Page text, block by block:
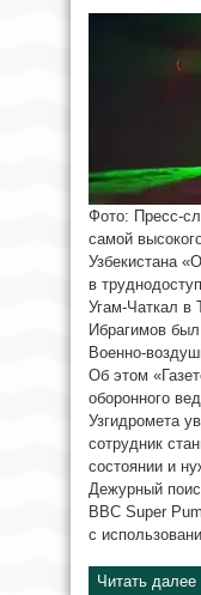
Фото: Пресс-
самой
Узбекистана
в
Угам-Чаткал в
Ибрагимов
Военно-
Об этом
оборонного
Узгидромета
сотрудник
состоянии и
Дежурный
ВВС Super
с
Читать далее